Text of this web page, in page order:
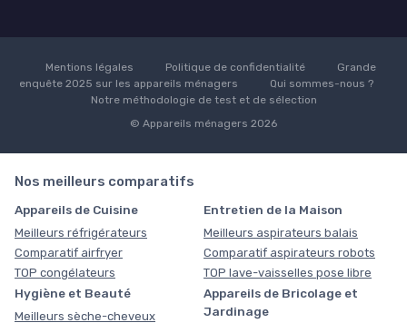
Mentions légales Politique de confidentialité
Grande
enquête 2025 sur les appareils ménagers
Qui sommes-nous ?
Notre méthodologie de test et de sélection
© Appareils ménagers 2026
Nos meilleurs comparatifs
Appareils de Cuisine
Meilleurs réfrigérateurs
Comparatif airfryer
TOP congélateurs
Entretien de la Maison
Meilleurs aspirateurs balais
Comparatif aspirateurs robots
TOP lave-vaisselles pose libre
Hygiène et Beauté
Meilleurs sèche-cheveux
Appareils de Bricolage et
Jardinage